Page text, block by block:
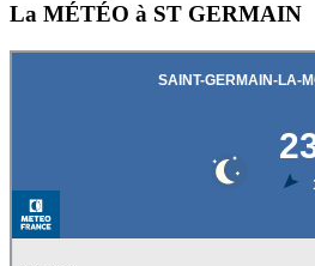
La MÉTÉO à ST GERMAIN